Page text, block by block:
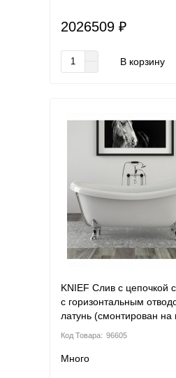
2026509 ₽
В корзину
KNIEF Слив с цепочкой
с горизонтальным
латунь (смонтирован на
96605
Много